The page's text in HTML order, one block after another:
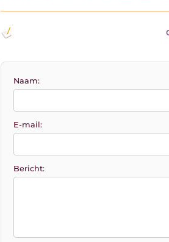
Naam:
E-mail:
Bericht: